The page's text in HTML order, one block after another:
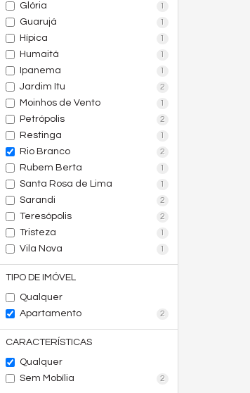
Glória 1
Guarujá 1
Hípica 1
Humaitá 1
Ipanema 1
Jardim Itu 2
Moinhos de Vento 1
Petrópolis 2
Restinga 1
Rio Branco 2
Rubem Berta 1
Santa Rosa de Lima 1
Sarandi 2
Teresópolis 2
Tristeza 1
Vila Nova 1
TIPO DE IMÓVEL
Qualquer
Apartamento
2
CARACTERÍSTICAS
Qualquer
Sem Mobília
2